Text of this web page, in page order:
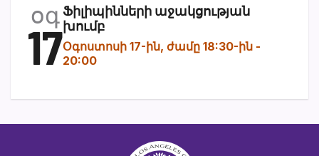
օգ
17
Ֆիլիպինների աջակցության
խումբ
Օգոստոսի 17-ին, ժամը 18:30-ին -
20:00